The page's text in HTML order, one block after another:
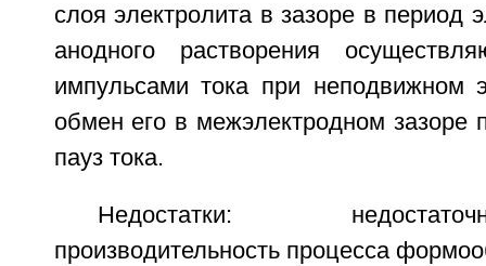
слоя электролита в зазоре в период
анодного растворения
импульсами тока при неподвижном
обмен его в межэлектродном зазоре
пауз тока.
Недостатки:
производительность процесса